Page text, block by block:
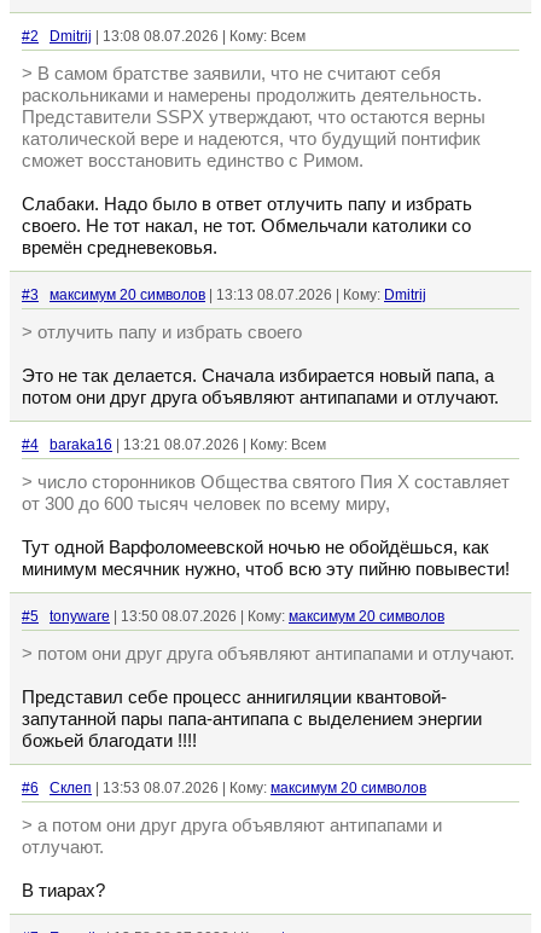
#2 Dmitrij | 13:08 08.07.2026 | Кому: Всем
> В самом братстве заявили, что не считают себя
раскольниками и намерены продолжить деятельность.
Представители SSPX утверждают, что остаются верны
католической вере и надеются, что будущий понтифик
сможет восстановить единство с Римом.
Слабаки. Надо было в ответ отлучить папу и избрать
своего. Не тот накал, не тот. Обмельчали католики со
времён средневековья.
#3 максимум 20 символов | 13:13 08.07.2026 | Кому: Dmitrij
> отлучить папу и избрать своего
Это не так делается. Сначала избирается новый папа, а
потом они друг друга объявляют антипапами и отлучают.
#4 baraka16 | 13:21 08.07.2026 | Кому: Всем
> число сторонников Общества святого Пия X составляет
от 300 до 600 тысяч человек по всему миру,
Тут одной Варфоломеевской ночью не обойдёшься, как
минимум месячник нужно, чтоб всю эту пийню повывести!
#5 tonyware | 13:50 08.07.2026 | Кому: максимум 20 символов
> потом они друг друга объявляют антипапами и отлучают.
Представил себе процесс аннигиляции квантовой-
запутанной пары папа-антипапа с выделением энергии
божьей благодати !!!!
#6 Склеп | 13:53 08.07.2026 | Кому: максимум 20 символов
> а потом они друг друга объявляют антипапами и
отлучают.
В тиарах?